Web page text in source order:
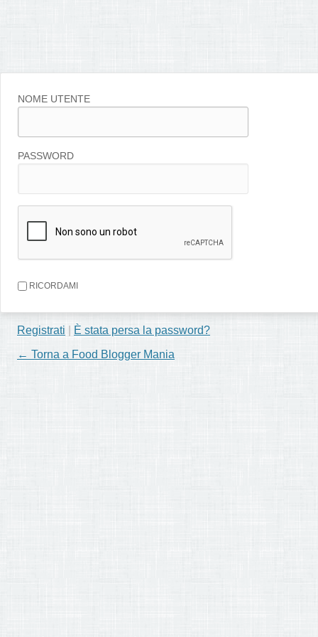
NOME UTENTE
PASSWORD
RICORDAMI
Registrati
È stata persa la password?
← Torna a Food Blogger Mania